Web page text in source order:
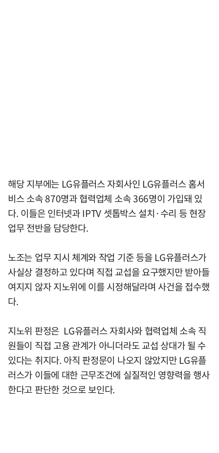
해당 지부에는 LG유플러스 자회사인 LG유플러스 홈서
비스 소속 870명과 협력업체 소속 366명이 가입돼 있
다. 이들은 인터넷과 IPTV 셋톱박스 설치·수리 등 현장
업무 전반을 담당한다.
노조는 업무 지시 체계와 작업 기준 등을 LG유플러스가
사실상 결정하고 있다며 직접 교섭을 요구했지만 받아들
여지지 않자 지노위에 이를 시정해달라며 사건을 접수했
다.
지노위 판정은 LG유플러스 자회사와 협력업체 소속 직
원들이 직접 고용 관계가 아니더라도 교섭 상대가 될 수
있다는 취지다. 아직 판정문이 나오지 않았지만 LG유플
러스가 이들에 대한 근무조건에 실질적인 영향력을 행사
한다고 판단한 것으로 보인다.